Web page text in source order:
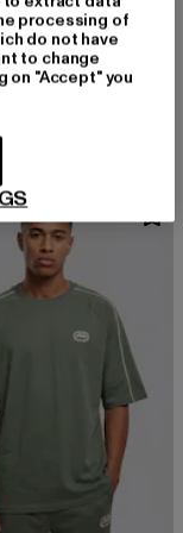
processing of
do not have
to change
on "Accept" you